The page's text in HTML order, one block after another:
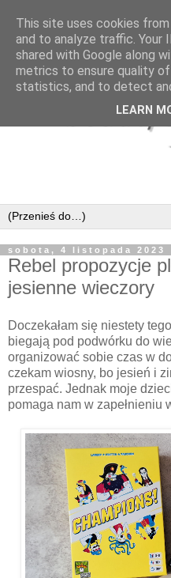
sobota, 4 listopada 2023
Rebel propozycje
jesienne wieczory
Doczekałam się niestety
biegają pod podwórku do
organizować sobie czas w
czekam wiosny, bo jesień i
przespać. Jednak moje
pomaga nam w zapełnieniu
This site uses cookies
and to analyze traffic. Your
shared with Google along
metrics to ensure quality
statistics, and to detect
LEARN